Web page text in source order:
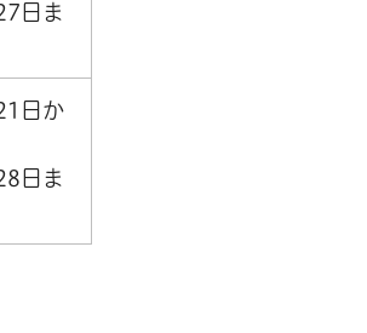
日ま
日か
日ま